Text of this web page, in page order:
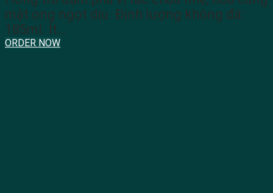
mật ong ngọt dịu. Định lượng không đá:
185ml. Ít…
ORDER NOW